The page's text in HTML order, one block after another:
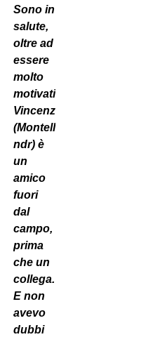
Sono in
salute,
oltre ad
essere
molto
motivati.
Vincenzo
(Montella,
ndr) è
un
amico
fuori
dal
campo,
prima
che un
collega.
E non
avevo
dubbi